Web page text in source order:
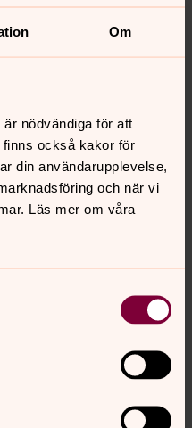
Om
nödvändiga för att
också kakor för
din användarupplevelse,
och när vi
Läs mer om våra